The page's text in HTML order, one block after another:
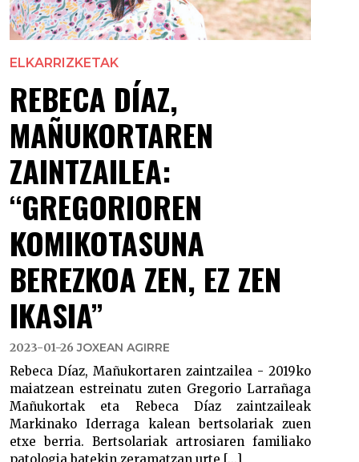
ELKARRIZKETAK
REBECA DÍAZ,
MAÑUKORTAREN
ZAINTZAILEA:
“GREGORIOREN
KOMIKOTASUNA
BEREZKOA ZEN, EZ ZEN
IKASIA”
2023-01-26 JOXEAN AGIRRE
Rebeca Díaz, Mañukortaren zaintzailea - 2019ko
maiatzean estreinatu zuten Gregorio Larrañaga
Mañukortak eta Rebeca Díaz zaintzaileak
Markinako Iderraga kalean bertsolariak zuen
etxe berria. Bertsolariak artrosiaren familiako